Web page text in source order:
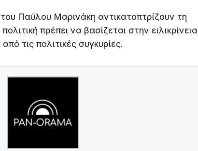
του Παύλου Μαρινάκη αντικατοπτρίζουν τη
πρέπει να βασίζεται στην ειλικρίνεια
τις πολιτικές συγκυρίες.